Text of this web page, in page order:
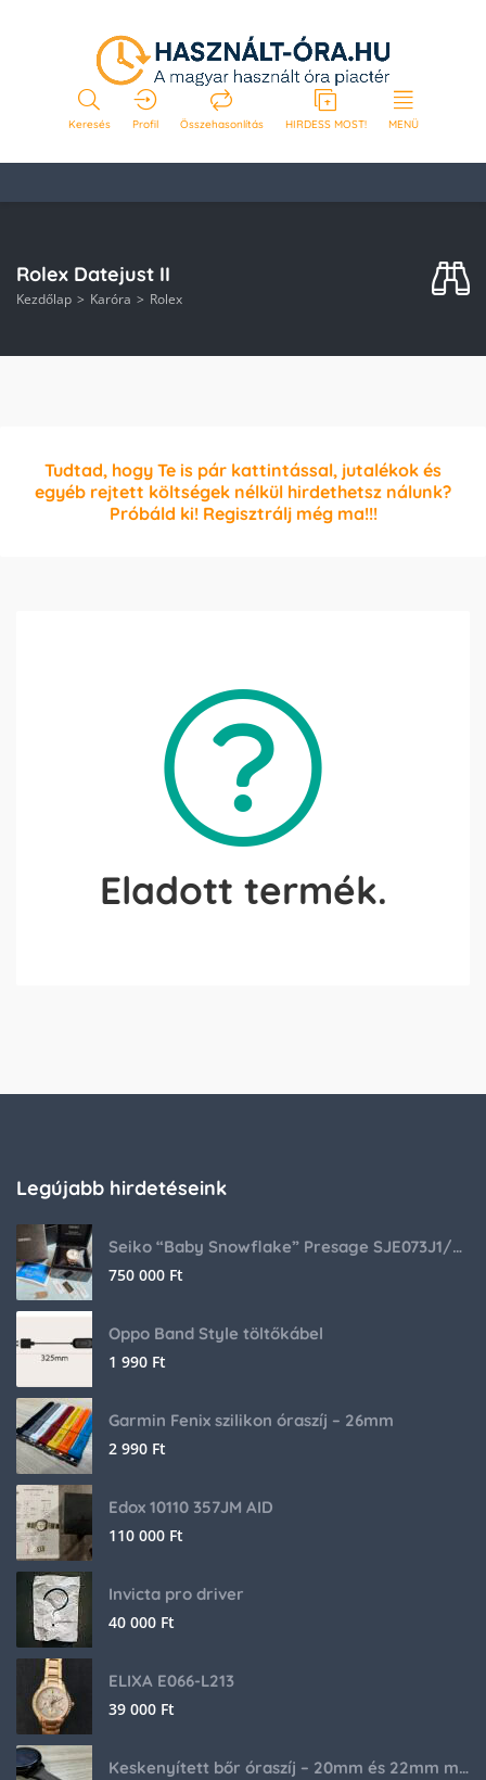
Keresés Profil Összehasonlítás HIRDESS MOST! MENÜ
Rolex Datejust II
Kezdőlap Karóra Rolex
Tudtad, hogy Te is pár kattintással, jutalékok és
egyéb rejtett költségek nélkül hirdethetsz nálunk?
Próbáld ki! Regisztrálj még ma!!!
Eladott termék.
Legújabb hirdetéseink
Seiko “Baby Snowflake” Presage SJE073J1/SARA015 Limited Edition
750 000 Ft
Oppo Band Style töltőkábel
1 990 Ft
Garmin Fenix szilikon óraszíj – 26mm
2 990 Ft
Edox 10110 357JM AID
110 000 Ft
Invicta pro driver
40 000 Ft
ELIXA E066-L213
39 000 Ft
Keskenyített bőr óraszíj – 20mm és 22mm méretben